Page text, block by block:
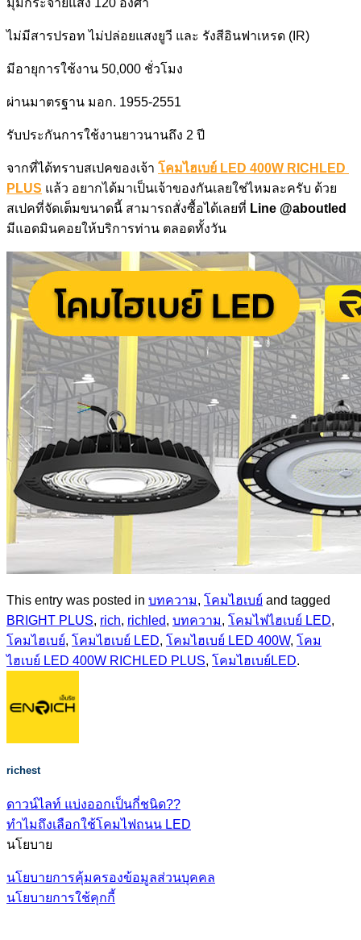
ไม่มีสารปรอท ไม่ปล่อยแสงยูวี และ รังสีอินฟาเหรด (IR)
มีอายุการใช้งาน 50,000 ชั่วโมง
ผ่านมาตรฐาน มอก. 1955-2551
รับประกันการใช้งานยาวนานถึง 2 ปี
จากที่ได้ทราบสเปคของเจ้า โคมไฮเบย์ LED 400W RICHLED
PLUS แล้ว อยากได้มาเป็นเจ้าของกันเลยใช่ไหมละครับ ด้วย
สเปคที่จัดเต็มขนาดนี้ สามารถสั่งซื้อได้เลยที่ Line @aboutled
มีแอดมินคอยให้บริการท่าน ตลอดทั้งวัน
This entry was posted in บทความ, โคมไฮเบย์ and tagged
BRIGHT PLUS, rich, richled, บทความ, โคมไฟไฮเบย์ LED,
โคมไฮเบย์, โคมไฮเบย์ LED, โคมไฮเบย์ LED 400W, โคม
ไฮเบย์ LED 400W RICHLED PLUS, โคมไฮเบย์LED.
richest
ดาวน์ไลท์ แบ่งออกเป็นกี่ชนิด??
ทำไมถึงเลือกใช้โคมไฟถนน LED
นโยบาย
นโยบายการคุ้มครองข้อมูลส่วนบุคคล
นโยบายการใช้คุกกี้